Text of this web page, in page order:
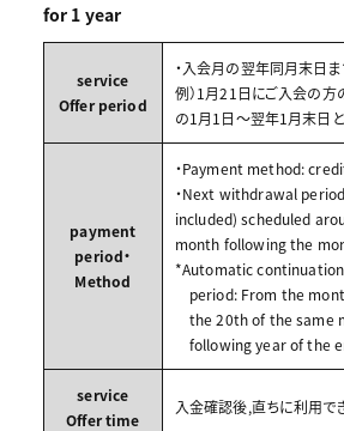
for 1 year
service
Offer period
・入会月の翌年同月末日ま
例）1月21日にご入会の
の1月1日～翌年1月末日
payment
period・
Method
・Payment method:
・Next withdrawal
included) scheduled
month following the
*Automatic
period: From the
the 20th of the same
following year of the
service
Offer time
入金確認後,直ちに利用で